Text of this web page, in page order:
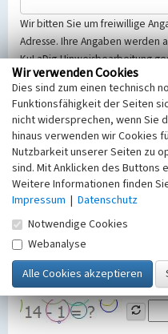
Wir bitten Sie um freiwillige
Adresse. Ihre Angaben werden
KuLaDig-Hinweisbearbeitung
Selbstverständlich werden
Telemediengesetzes, des
dem 25.05.2018 gültigen
(EU-DSGVO) vertraulich
Hinweise zumDatenschutz
Nachricht
SicherheitsabfrageTragen
Grafik ein
Wir verwenden Cookies
Dies sind zum einen technisch
Funktionsfähigkeit der Seiten
nicht widersprechen, wenn Sie
hinaus verwenden wir Cookies
Nutzbarkeit unserer Seiten zu
sind. Mit Anklicken des Buttons
Weitere Informationen finden
Impressum | Datenschutz
Notwendige Cookies
Webanalyse